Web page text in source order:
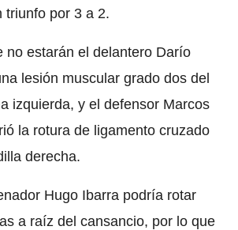
triunfo por 3 a 2.
no estarán el delantero Darío
lesión muscular grado dos del
izquierda, y el defensor Marcos
la rotura de ligamento cruzado
derecha.
Hugo Ibarra podría rotar
a raíz del cansancio, por lo que